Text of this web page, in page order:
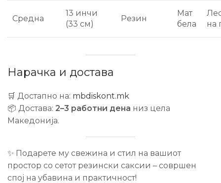
Средна
13 инчи
(33 см)
Резин
Мат
бела
на
Нарачка и достава
🛒 Достапно на: mbdiskont.mk
📦 Достава: 2–3 работни дена низ цела
Македонија.
✨ Подарете му свежина и стил на вашиот
простор со сетот резински саксии – совршен
спој на убавина и практичност!